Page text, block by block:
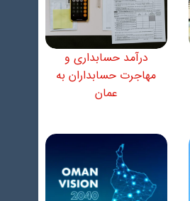
درآمد حسابداری و
مهاجرت حسابداران به
عمان